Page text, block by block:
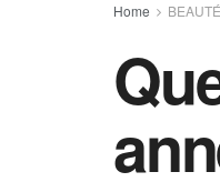
Home BEAUTÉ